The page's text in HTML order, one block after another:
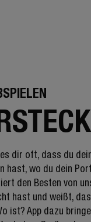
dir oft, dass du
hast, wo du dein
den Besten von
hast und weißt,
ist? App dazu